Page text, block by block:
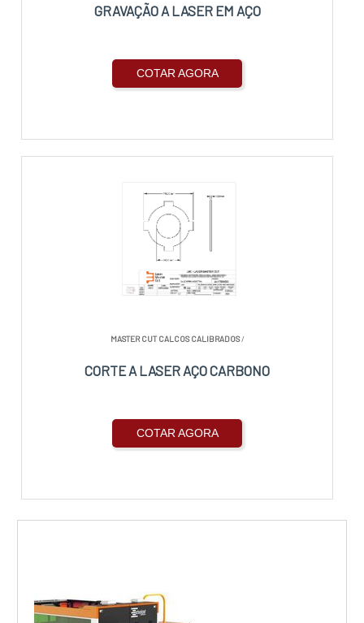
GRAVAÇÃO A LASER EM AÇO
COTAR AGORA
MASTER CUT CALCOS CALIBRADOS/
CORTE A LASER AÇO CARBONO
COTAR AGORA